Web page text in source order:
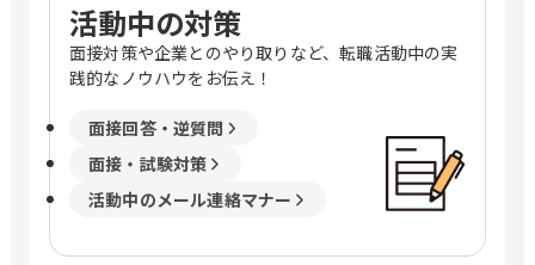
活動中の対策
面接対策や企業とのやり取りなど、転職活動中の実
践的なノウハウをお伝え！
面接回答・逆質問
面接・試験対策
活動中のメール連絡マナー